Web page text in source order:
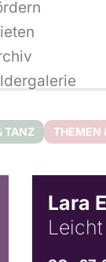
TANZ THEMEN
Lara